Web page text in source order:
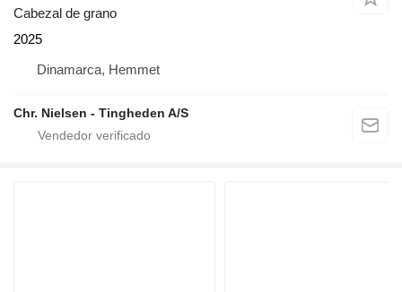
Cabezal de grano
2025
Dinamarca, Hemmet
Chr. Nielsen - Tingheden A/S